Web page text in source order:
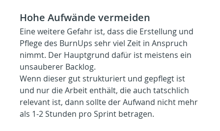
Hohe Aufwände vermeiden
Eine weitere Gefahr ist, dass die Erstellung und
Pflege des BurnUps sehr viel Zeit in Anspruch
nimmt. Der Hauptgrund dafür ist meistens ein
unsauberer Backlog.
Wenn dieser gut strukturiert und gepflegt ist
und nur die Arbeit enthält, die auch tatschlich
relevant ist, dann sollte der Aufwand nicht mehr
als 1-2 Stunden pro Sprint betragen.